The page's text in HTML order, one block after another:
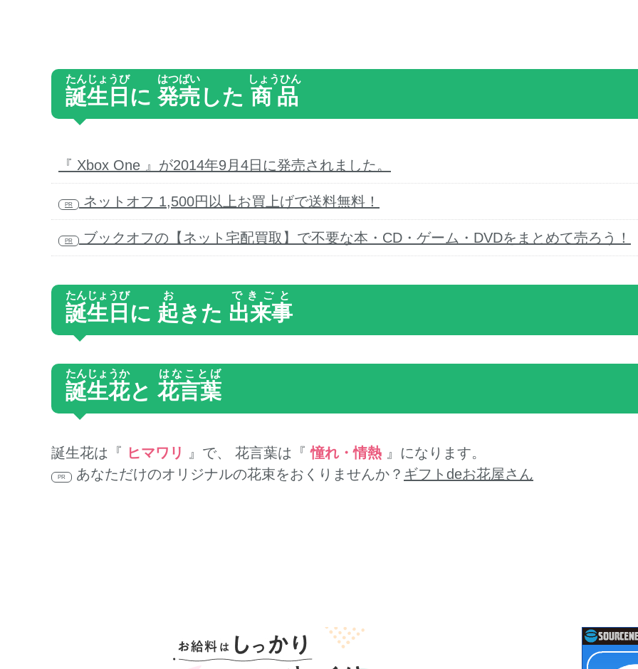
誕生日
たんじょうび
に 発売
はつばい
した 商品
しょうひん
『 Xbox One 』が2014年9月4日に発売されました。
PR ネットオフ 1,500円以上お買上げで送料無料！
PR ブックオフの【ネット宅配買取】で不要な本・CD・ゲーム・DVDをまとめて売ろう！
誕生日
たんじょうび
に 起
お
きた 出来事
できごと
誕生花
たんじょうか
と 花言葉
はなことば
誕生花は『 ヒマワリ 』で、 花言葉は『憧れ・情熱 』になります。
PR あなただけのオリジナルの花束をおくりませんか？ ギフトdeお花屋さん